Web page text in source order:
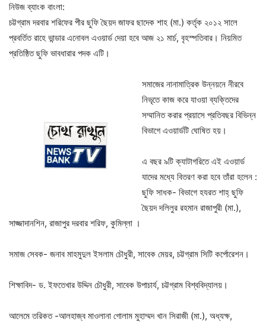
নিউজ ব্যাংক বাংলা:
চট্টগ্রাম দরবার শরিফের পীর ছুফি ছৈয়দ জাফর ছাদেক শাহ (মা.) কর্তৃক ২০১২ সালে
প্রবর্তিত রাহে ভান্ডার এনোবল এওয়ার্ড দেয়া হবে আজ ২১ মার্চ, বৃহস্পতিবার। নিয়মিত
প্রতিষ্ঠিত ছুফি ভাবধারার পদক এটি।
সমাজের নানামাত্রিক উন্নয়নে নীরবে
নিভৃতে কাজ করে যাওয়া ব্যক্তিদের
সম্মানিত করার প্রয়াসে প্রতিবছর বিভিন্ন
বিভাগে এওয়ার্ডটি ঘোষিত হয়।
এ বছর ৯টি ক্যাটাগরিতে এই এওয়ার্ড
যাদের মধ্যে বিতরণ করা হবে তাঁরা হলেন :
ছুফি সাধক- বিভাগে হযরত শাহ্ ছুফি
ছৈয়দ দলিলুর রহমান রাজাপুরী (মা.),
সাজ্জাদানশিন, রাজাপুর দরবার শরিফ, কুমিল্লা ।
সমাজ সেবক- জনাব মাহমুদুল ইসলাম চৌধুরী, সাবেক মেয়র, চট্টগ্রাম সিটি কর্পোরেশন।
শিক্ষাবিদ- ড. ইফতেখার উদ্দিন চৌধুরী, সাবেক উপাচার্য, চট্টগ্রাম বিশ্ববিদ্যালয়।
আলেমে তরিকত -আলহাজ্ব মাওলানা গোলাম মুহাম্মদ খান সিরাজী (মা.), অধ্যক্ষ,